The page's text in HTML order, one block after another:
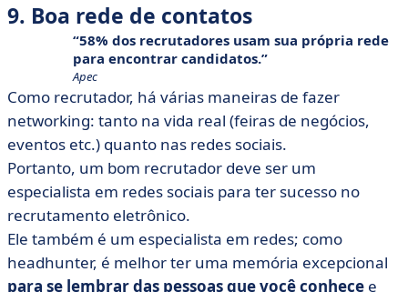
9. Boa rede de contatos
58% dos recrutadores usam sua própria rede
para encontrar candidatos.
Apec
Como recrutador, há várias maneiras de fazer
networking: tanto na vida real (feiras de negócios,
eventos etc.) quanto nas redes sociais.
Portanto, um bom recrutador deve ser um
especialista em redes sociais para ter sucesso no
recrutamento eletrônico.
Ele também é um especialista em redes; como
headhunter, é melhor ter uma memória excepcional
para se lembrar das pessoas que você conhece e